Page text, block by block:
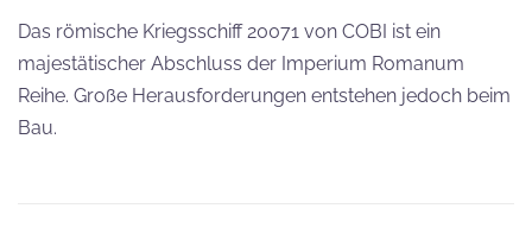
Das römische Kriegsschiff 20071 von COBI ist ein
majestätischer Abschluss der Imperium Romanum
Reihe. Große Herausforderungen entstehen jedoch beim
Bau.